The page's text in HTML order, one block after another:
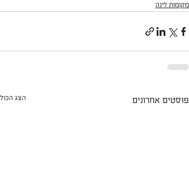
מקומות לינה
פוסטים אחרונים הצג הכול